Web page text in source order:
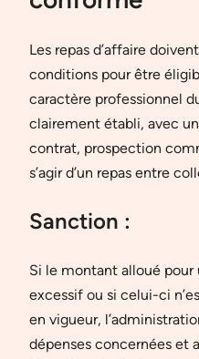
Les repas d’affaire
conditions pour être
caractère professionnel
clairement établi, avec
contrat, prospection
s’agir d’un repas entre
Sanction :
Si le montant alloué pour
excessif ou si celui-ci
en vigueur,
dépenses concernées et